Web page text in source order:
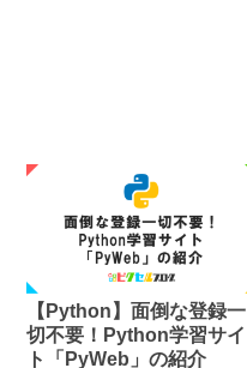
【Python】面倒な登録一
切不要！Python学習サイ
ト「PyWeb」の紹介